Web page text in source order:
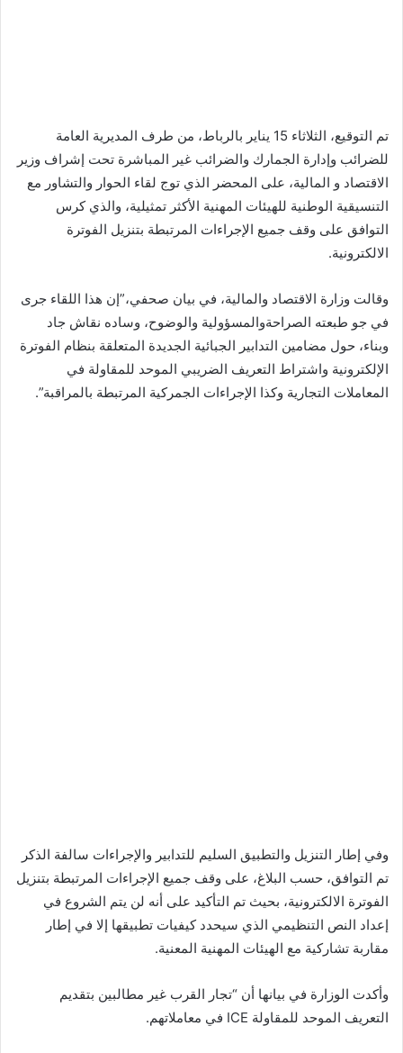
تم التوقيع، الثلاثاء 15 يناير بالرباط، من طرف المديرية العامة
للضرائب وإدارة الجمارك والضرائب غير المباشرة تحت إشراف وزير
الاقتصاد و المالية، على المحضر الذي توج لقاء الحوار والتشاور مع
التنسيقية الوطنية للهيئات المهنية الأكثر تمثيلية، والذي كرس
التوافق على وقف جميع الإجراءات المرتبطة بتنزيل الفوترة
الالكترونية.
وقالت وزارة الاقتصاد والمالية، في بيان صحفي،”إن هذا اللقاء جرى
في جو طبعته الصراحةوالمسؤولية والوضوح، وساده نقاش جاد
وبناء، حول مضامين التدابير الجبائية الجديدة المتعلقة بنظام الفوترة
الإلكترونية واشتراط التعريف الضريبي الموحد للمقاولة في
المعاملات التجارية وكذا الإجراءات الجمركية المرتبطة بالمراقبة”.
وفي إطار التنزيل والتطبيق السليم للتدابير والإجراءات سالفة الذكر
تم التوافق، حسب البلاغ، على وقف جميع الإجراءات المرتبطة بتنزيل
الفوترة الالكترونية، بحيث تم التأكيد على أنه لن يتم الشروع في
إعداد النص التنظيمي الذي سيحدد كيفيات تطبيقها إلا في إطار
مقاربة تشاركية مع الهيئات المهنية المعنية.
وأكدت الوزارة في بيانها أن “تجار القرب غير مطالبين بتقديم
التعريف الموحد للمقاولة ICE في معاملاتهم.